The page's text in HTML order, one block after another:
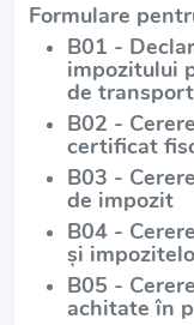
Formulare
B01 -
impozitului
de transport
B02 -
certificat
B03 -
de impozit
B04 -
și
B05 -
achitate în